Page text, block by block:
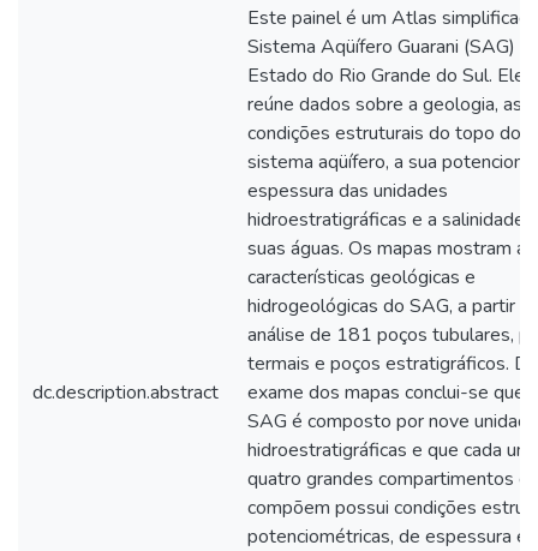
dc.description.abstract
Este painel é um Atlas
Sistema Aqüífero Guarani (SAG)
Estado do Rio Grande do Sul. Ele
reúne dados sobre a geologia, as
condições estruturais do topo do
sistema aqüífero, a sua
espessura das unidades
hidroestratigráficas e a salinidade
suas águas. Os mapas mostram as
características geológicas e
hidrogeológicas do SAG, a partir
análise de 181 poços tubulares,
termais e poços estratigráficos. Do
exame dos mapas conclui-se que
SAG é composto por nove
hidroestratigráficas e que cada um
quatro grandes compartimentos
compõem possui condições
potenciométricas, de espessura e